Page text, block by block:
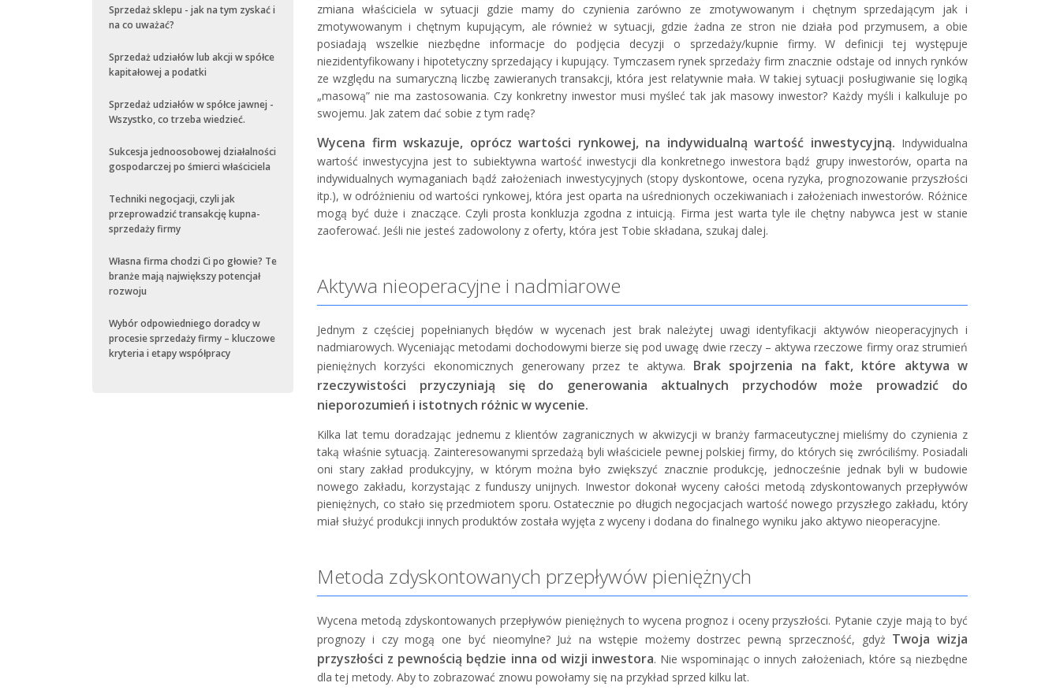
Sprzedaż sklepu - jak na tym zyskać i
na co uważać?
Sprzedaż udziałów lub akcji w spółce
kapitałowej a podatki
Sprzedaż udziałów w spółce jawnej -
Wszystko, co trzeba wiedzieć.
Sukcesja jednoosobowej działalności
gospodarczej po śmierci właściciela
Techniki negocjacji, czyli jak
przeprowadzić transakcję kupna-
sprzedaży firmy
Własna firma chodzi Ci po głowie? Te
branże mają największy potencjał
rozwoju
Wybór odpowiedniego doradcy w
procesie sprzedaży firmy – kluczowe
kryteria i etapy współpracy
zmiana właściciela w sytuacji gdzie mamy do czynienia zarówno ze zmotywowanym i chętnym sprzedającym jak i
zmotywowanym i chętnym kupującym, ale również w sytuacji, gdzie żadna ze stron nie działa pod przymusem, a obie
posiadają wszelkie niezbędne informacje do podjęcia decyzji o sprzedaży/kupnie firmy. W definicji tej występuje
niezidentyfikowany i hipotetyczny sprzedający i kupujący. Tymczasem rynek sprzedaży firm znacznie odstaje od innych rynków
ze względu na sumaryczną liczbę zawieranych transakcji, która jest relatywnie mała. W takiej sytuacji posługiwanie się logiką
„masową” nie ma zastosowania. Czy konkretny inwestor musi myśleć tak jak masowy inwestor? Każdy myśli i kalkuluje po
swojemu. Jak zatem dać sobie z tym radę?
Wycena firm wskazuje, oprócz wartości rynkowej, na indywidualną wartość inwestycyjną. Indywidualna
wartość inwestycyjna jest to subiektywna wartość inwestycji dla konkretnego inwestora bądź grupy inwestorów, oparta na
indywidualnych wymaganiach bądź założeniach inwestycyjnych (stopy dyskontowe, ocena ryzyka, prognozowanie przyszłości
itp.), w odróżnieniu od wartości rynkowej, która jest oparta na uśrednionych oczekiwaniach i założeniach inwestorów. Różnice
mogą być duże i znaczące. Czyli prosta konkluzja zgodna z intuicją. Firma jest warta tyle ile chętny nabywca jest w stanie
zaoferować. Jeśli nie jesteś zadowolony z oferty, która jest Tobie składana, szukaj dalej.
Aktywa nieoperacyjne i nadmiarowe
Jednym z częściej popełnianych błędów w wycenach jest brak należytej uwagi identyfikacji aktywów nieoperacyjnych i
nadmiarowych. Wyceniając metodami dochodowymi bierze się pod uwagę dwie rzeczy – aktywa rzeczowe firmy oraz strumień
pieniężnych korzyści ekonomicznych generowany przez te aktywa. Brak spojrzenia na fakt, które aktywa w
rzeczywistości przyczyniają się do generowania aktualnych przychodów może prowadzić do
nieporozumień i istotnych różnic w wycenie.
Kilka lat temu doradzając jednemu z klientów zagranicznych w akwizycji w branży farmaceutycznej mieliśmy do czynienia z
taką właśnie sytuacją. Zainteresowanymi sprzedażą byli właściciele pewnej polskiej firmy, do których się zwróciliśmy. Posiadali
oni stary zakład produkcyjny, w którym można było zwiększyć znacznie produkcję, jednocześnie jednak byli w budowie
nowego zakładu, korzystając z funduszy unijnych. Inwestor dokonał wyceny całości metodą zdyskontowanych przepływów
pieniężnych, co stało się przedmiotem sporu. Ostatecznie po długich negocjacjach wartość nowego przyszłego zakładu, który
miał służyć produkcji innych produktów została wyjęta z wyceny i dodana do finalnego wyniku jako aktywo nieoperacyjne.
Metoda zdyskontowanych przepływów pieniężnych
Wycena metodą zdyskontowanych przepływów pieniężnych to wycena prognoz i oceny przyszłości. Pytanie czyje mają to być
prognozy i czy mogą one być nieomylne? Już na wstępie możemy dostrzec pewną sprzeczność, gdyż Twoja wizja
przyszłości z pewnością będzie inna od wizji inwestora. Nie wspominając o innych założeniach, które są niezbędne
dla tej metody. Aby to zobrazować znowu powołamy się na przykład sprzed kilku lat.